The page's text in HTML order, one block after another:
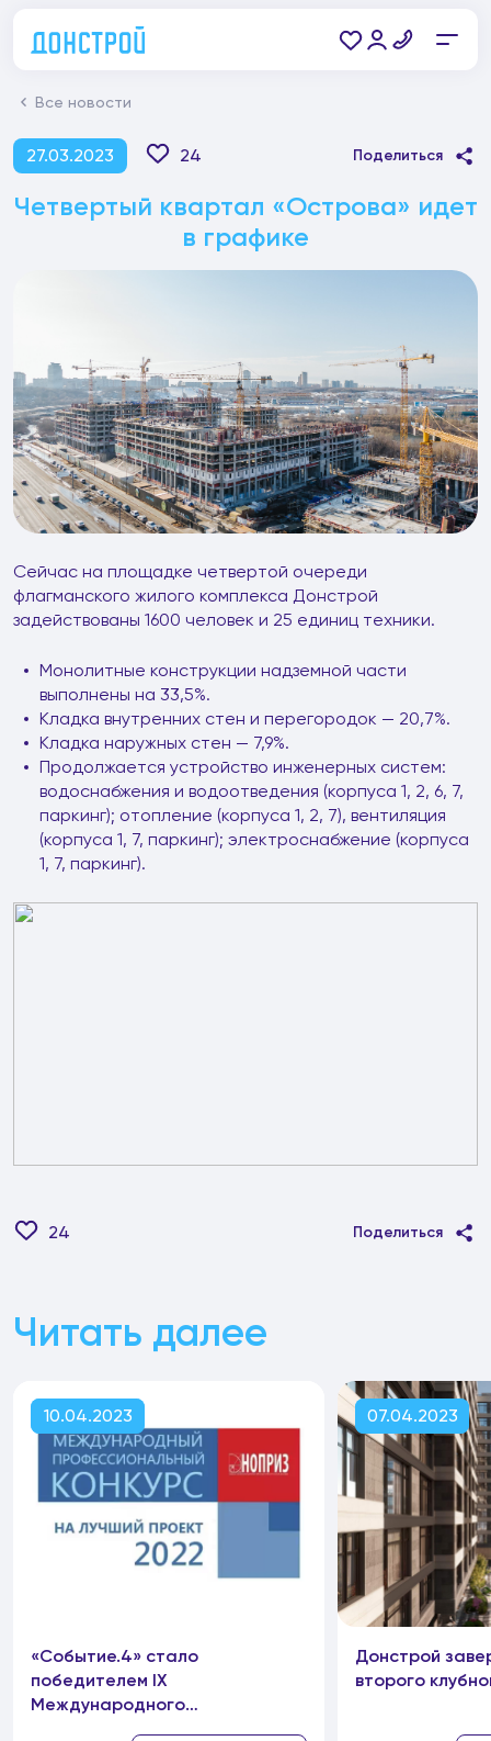
Все новости
27.03.2023 24 Поделиться
Четвертый квартал «Острова» идет
в графике
Сейчас на площадке четвертой очереди
флагманского жилого комплекса Донстрой
задействованы 1600 человек и 25 единиц техники.
Монолитные конструкции надземной части
выполнены на 33,5%.
Кладка внутренних стен и перегородок — 20,7%.
Кладка наружных стен — 7,9%.
Продолжается устройство инженерных систем:
водоснабжения и водоотведения (корпуса 1, 2, 6, 7,
паркинг); отопление (корпуса 1, 2, 7), вентиляция
(корпуса 1, 7, паркинг); электроснабжение (корпуса
1, 7, паркинг).
24 Поделиться
Читать далее
10.04.2023
«Событие.4» стало
победителем IX
Международного
07.04.2023
Донстрой
второго